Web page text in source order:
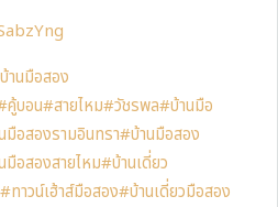
านมือสอง
คู้บอน#สายไหม#วัชรพล#บ้านมือ
มือสองรามอินทรา#บ้านมือสอง
มือสองสายไหม#บ้านเดี่ยว
#ทาวน์เฮ้าส์มือสอง#บ้านเดี่ยวมือสอง